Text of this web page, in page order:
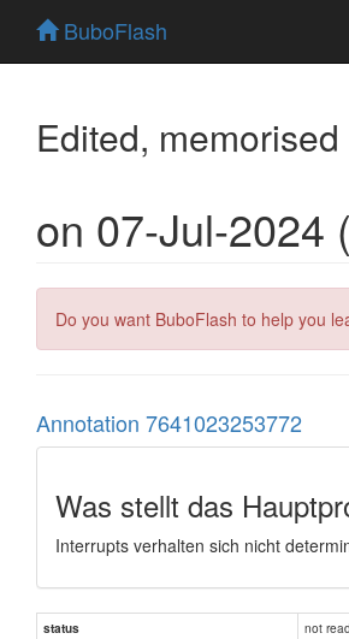
BuboFlash
Edited,
on 07-Jul-2024
Do you want BuboFlash to help you
Annotation 7641023253772
Was stellt das
Interrupts verhalten sich nicht
status not read